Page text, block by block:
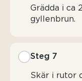
Grädda i ca
gyllenbrun.
Steg 7
Skär i rutor